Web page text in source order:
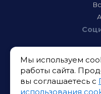
Мы используем
работы сайта.
вы соглашаетесь с
использования